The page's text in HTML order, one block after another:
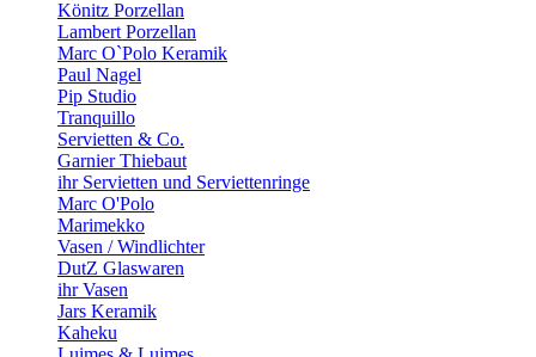
Könitz Porzellan
Lambert Porzellan
Marc O`Polo Keramik
Paul Nagel
Pip Studio
Tranquillo
Servietten & Co.
Garnier Thiebaut
ihr Servietten und Serviettenringe
Marc O'Polo
Marimekko
Vasen / Windlichter
DutZ Glaswaren
ihr Vasen
Jars Keramik
Kaheku